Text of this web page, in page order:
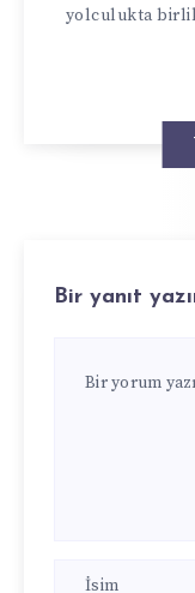
yolculukta
Bir yanıt